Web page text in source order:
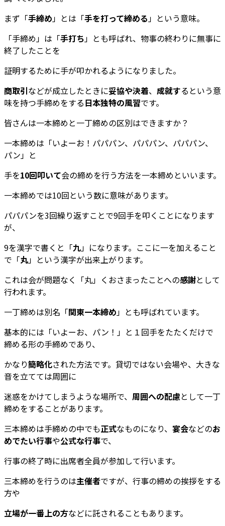
まず「手締め」とは「手を打って締める」という意味。
「手締め」は「手打ち」とも呼ばれ、物事の終わりに無事に
終了したことを
証明するために手が叩かれるようになりました。
商取引などが成立したときに妥協や決着、 成就するという意
味を持つ手締めをする日本独特の風習です。
皆さんは一本締めと一丁締めの区別はできますか？
一本締めは「いよーお！パパパン、パパパン、パパパン、
パン」と
手を10回叩いて会の締めを行う方法を一本締めといいます。
一本締めでは10回という数に意味があります。
パパパンを3回繰り返すことで9回手を叩くことになります
が、
9を漢字で書くと「九」になります。ここに一を加えること
で「丸」という漢字が出来上がります。
これは会が問題なく「丸」くおさまったことへの感謝として
行われます。
一丁締めは別名「関東一本締め」とも呼ばれています。
基本的には「いよーお、パン！」と１回手をたたくだけで
締める形の手締めであり、
かなり簡略化された方法です。貸切ではない会場や、大きな
音を立てては周囲に
迷惑をかけてしまうような場所で、 周囲への配慮として一丁
締めをすることがあります。
三本締めは手締めの中でも正式なものになり、 宴会などのお
めでたい行事や公式な行事で、
行事の終了時に出席者全員が参加して行います。
三本締めを行うのは主催者ですが、行事の締めの挨拶をする
方や
立場が一番上の方などに託されることもあります。